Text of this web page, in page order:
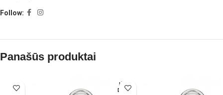
Follow:
Panašūs produktai
IŠPAR
DUOTA